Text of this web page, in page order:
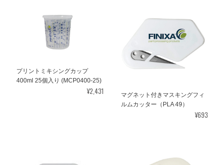
プリントミキシングカップ
400ml 25個入り (MCP0400-25)
¥2,431
マグネット付きマスキングフィ
ルムカッター（PLA 49）
¥693